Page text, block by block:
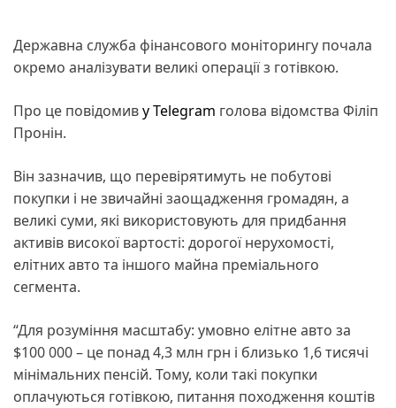
Державна служба фінансового моніторингу почала
окремо аналізувати великі операції з готівкою.
Про це повідомиву Telegram голова відомства Філіп
Пронін.
Він зазначив, що перевірятимуть не побутові
покупки і не звичайні заощадження громадян, а
великі суми, які використовують для придбання
активів високої вартості: дорогої нерухомості,
елітних авто та іншого майна преміального
сегмента.
“Для розуміння масштабу: умовно елітне авто за
$100 000 – це понад 4,3 млн грн і близько 1,6 тисячі
мінімальних пенсій. Тому, коли такі покупки
оплачуються готівкою, питання походження коштів